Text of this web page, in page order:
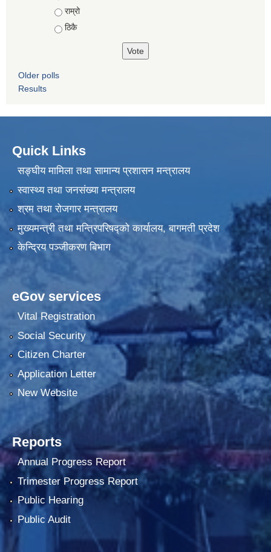
राम्रो
ठिकै
Older polls
Results
Quick Links
सङ्घीय मामिला तथा सामान्य प्रशासन मन्त्रालय
स्वास्थ्य तथा जनसंख्या मन्त्रालय
श्रम तथा रोजगार मन्त्रालय
मुख्यमन्त्री तथा मन्त्रिपरिषद्को कार्यालय, बागमती प्रदेश
केन्द्रिय पञ्जीकरण बिभाग
eGov services
Vital Registration
Social Security
Citizen Charter
Application Letter
New Website
Reports
Annual Progress Report
Trimester Progress Report
Public Hearing
Public Audit